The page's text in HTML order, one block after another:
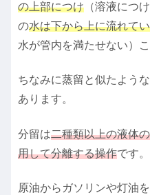
の上部につけ （溶液につ
の水は下から上に流れて
水が管内を満たせない）
ちなみに蒸留と似たよう
あります。
分留は二種類以上の液体
用して分離する操作です。
原油からガソリンや灯油